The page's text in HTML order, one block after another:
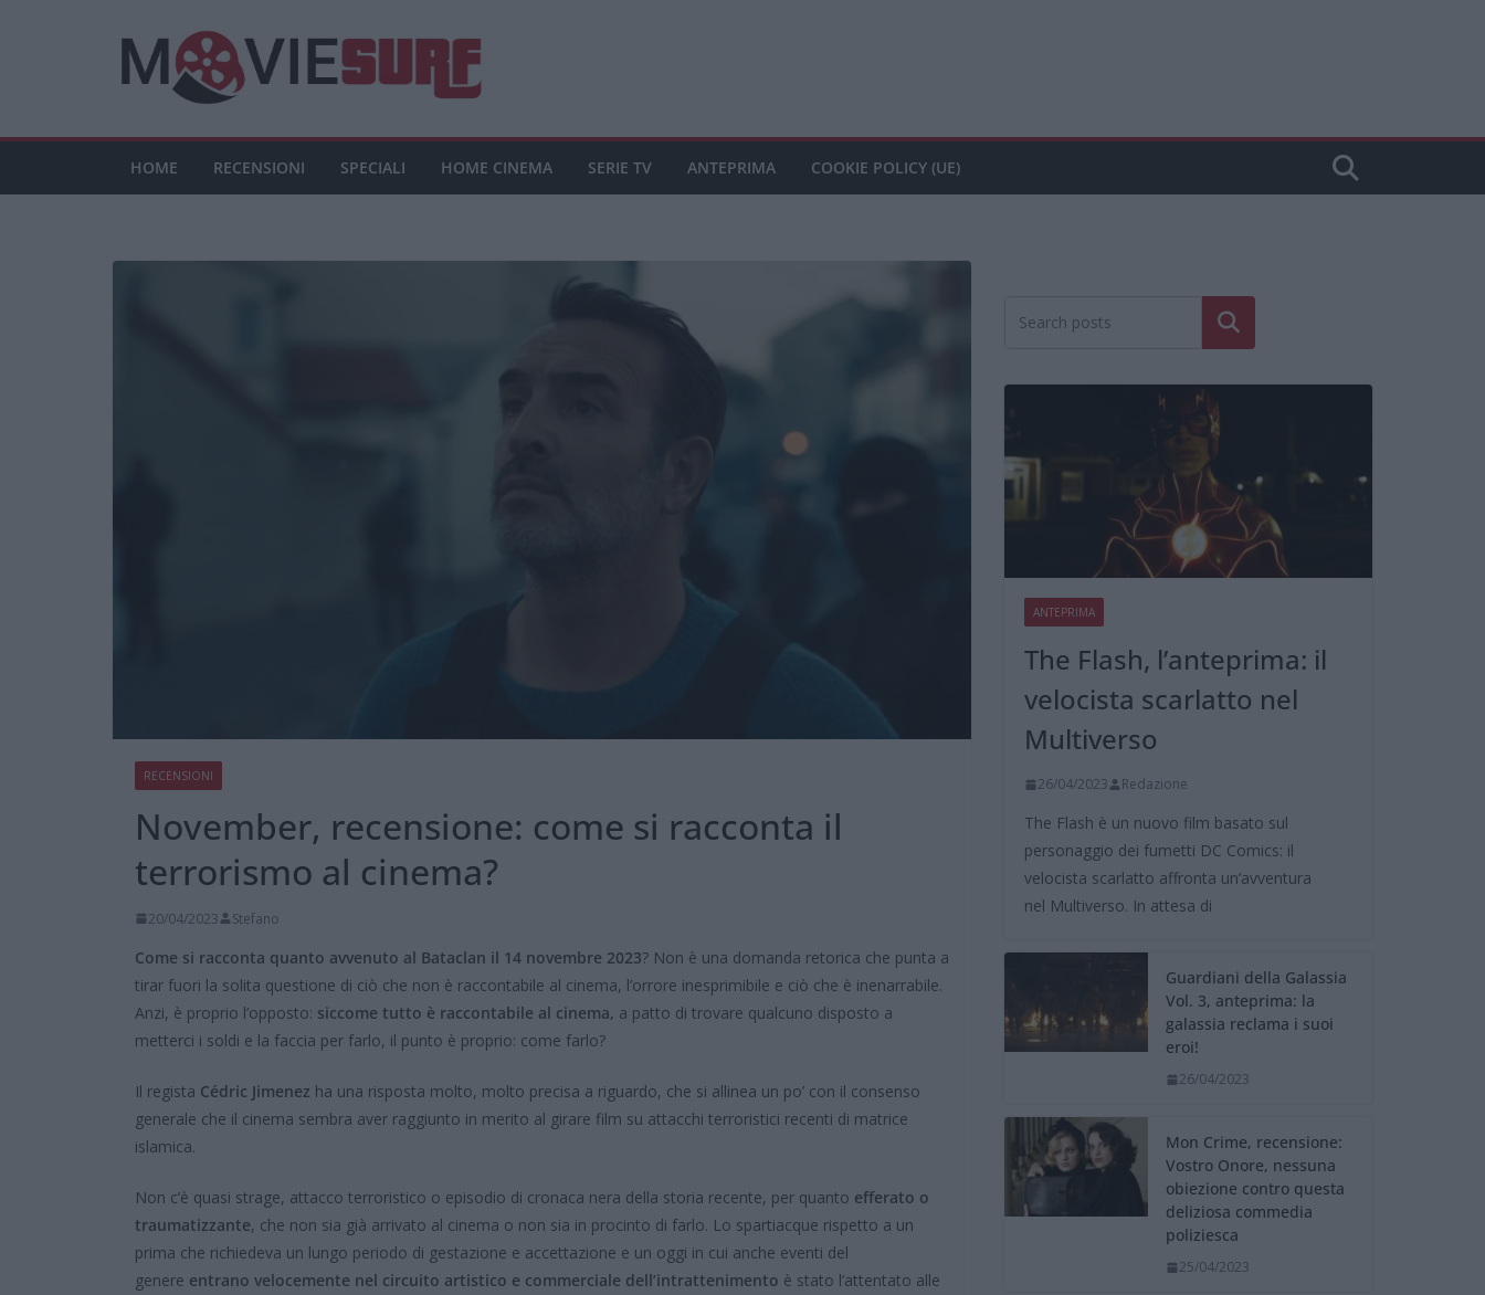
HOME RECENSIONI SPECIALI HOME CINEMA SERIE TV ANTEPRIMA COOKIE POLICY (UE)
RECENSIONI
November, recensione: come si racconta il
terrorismo al cinema?
20/04/2023 Stefano
Come si racconta quanto avvenuto al Bataclan il 14 novembre 2023? Non è una domanda retorica che punta a
tirar fuori la solita questione di ciò che non è raccontabile al cinema, l’orrore inesprimibile e ciò che è inenarrabile.
Anzi, è proprio l’opposto: siccome tutto è raccontabile al cinema, a patto di trovare qualcuno disposto a
metterci i soldi e la faccia per farlo, il punto è proprio: come farlo?
Il regista Cédric Jimenez ha una risposta molto, molto precisa a riguardo, che si allinea un po’ con il consenso
generale che il cinema sembra aver raggiunto in merito al girare film su attacchi terroristici recenti di matrice
islamica.
Non c’è quasi strage, attacco terroristico o episodio di cronaca nera della storia recente, per quanto efferato o
traumatizzante, che non sia già arrivato al cinema o non sia in procinto di farlo. Lo spartiacque rispetto a un
prima che richiedeva un lungo periodo di gestazione e accettazione e un oggi in cui anche eventi del
genere entrano velocemente nel circuito artistico e commerciale dell’intrattenimento è stato l’attentato alle
Cerca
ANTEPRIMA
The Flash, l’anteprima: il
velocista scarlatto nel
Multiverso
26/04/2023 Redazione
The Flash è un nuovo film basato sul
personaggio dei fumetti DC Comics: il
velocista scarlatto affronta un’avventura
nel Multiverso. In attesa di
Guardiani della Galassia
Vol. 3, anteprima: la
galassia reclama i suoi
eroi!
26/04/2023
Mon Crime, recensione:
Vostro Onore, nessuna
obiezione contro questa
deliziosa commedia
poliziesca
25/04/2023